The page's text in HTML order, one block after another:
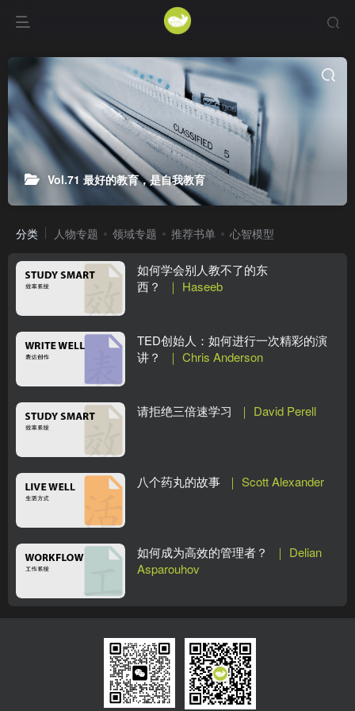
Vol.71 最好的教育，是自我教育
分类 人物专题 领域专题 推荐书单 心智模型
如何学会别人教不了的东
西？
｜ Haseeb
TED创始人：如何进行一次精彩的演
讲？
｜ Chris Anderson
请拒绝三倍速学习 ｜ David Perell
八个药丸的故事 ｜ Scott Alexander
如何成为高效的管理者？
｜ Delian
Asparouhov